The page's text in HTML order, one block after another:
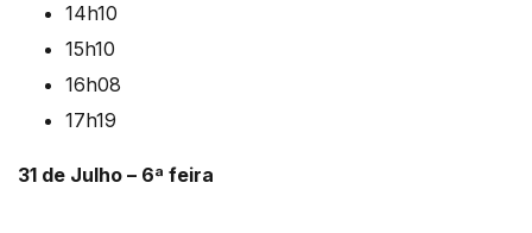
14h10
15h10
16h08
17h19
31 de Julho – 6ª feira